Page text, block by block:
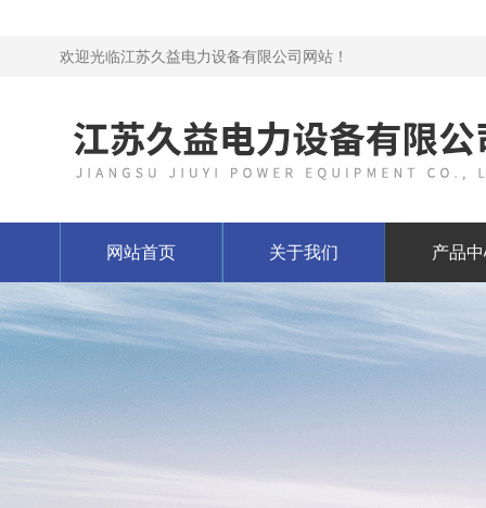
欢迎光临江苏久益电力设备有限公司网站！
网站首页 关于我们 产品